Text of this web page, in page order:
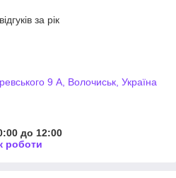
за рік
9 А, Волочиськ, Україна
до 12:00
роботи